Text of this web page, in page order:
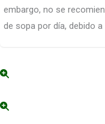
embargo, no se
de sopa por día, debido